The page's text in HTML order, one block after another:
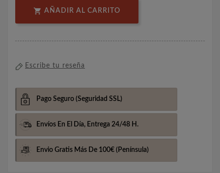
 AÑADIR AL CARRITO
Escribe tu reseña
Pago Seguro (Seguridad SSL)
Envíos En El Día, Entrega 24/48 H.
Envio Gratis Más De 100€ (Península)